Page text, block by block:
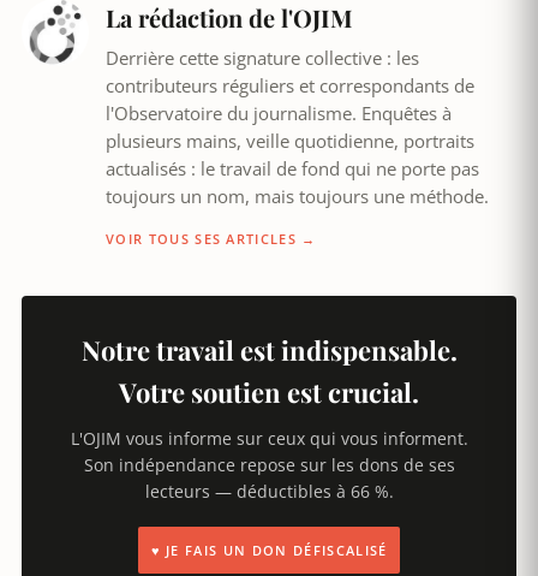
La rédaction de l'OJIM
Derrière cette signature collective : les
contributeurs réguliers et correspondants de
l'Observatoire du journalisme. Enquêtes à
plusieurs mains, veille quotidienne, portraits
actualisés : le travail de fond qui ne porte pas
toujours un nom, mais toujours une méthode.
VOIR TOUS SES ARTICLES →
Notre travail est indispensable.
Votre soutien est crucial.
L'OJIM vous informe sur ceux qui vous informent.
Son indépendance repose sur les dons de ses
lecteurs — déductibles à 66 %.
♥ JE FAIS UN DON DÉFISCALISÉ